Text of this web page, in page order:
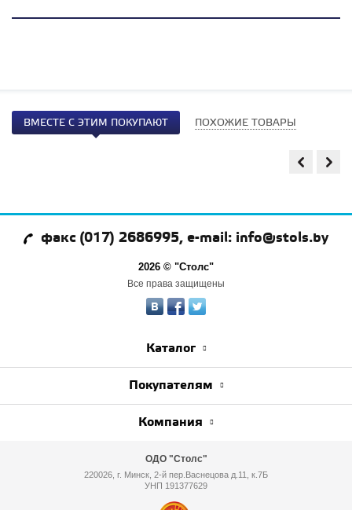
ВМЕСТЕ С ЭТИМ ПОКУПАЮТ ПОХОЖИЕ ТОВАРЫ
факс (017) 2686995, e-mail: info@stols.by
2026 © "Столс"
Все права защищены
Каталог
Покупателям
Компания
ОДО "Столс"
220026, г. Минск, 2-й пер.Васнецова д.11, к.7Б
УНП 191377629